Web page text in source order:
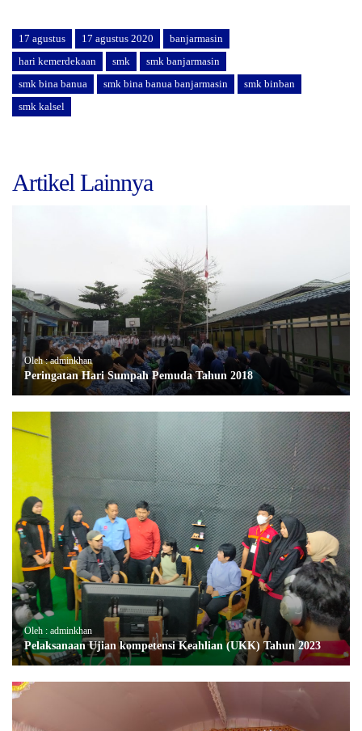
17 agustus 17 agustus 2020
banjarmasin
hari kemerdekaan
smk
smk banjarmasin
smk bina banua
smk bina banua banjarmasin
smk binban
smk kalsel
Artikel Lainnya
Oleh : adminkhan
Peringatan Hari Sumpah Pemuda Tahun 2018
Oleh : adminkhan
Pelaksanaan Ujian kompetensi Keahlian (UKK) Tahun 2023